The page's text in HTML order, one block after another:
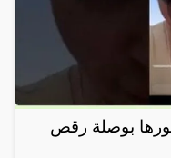
بوصلة رقص